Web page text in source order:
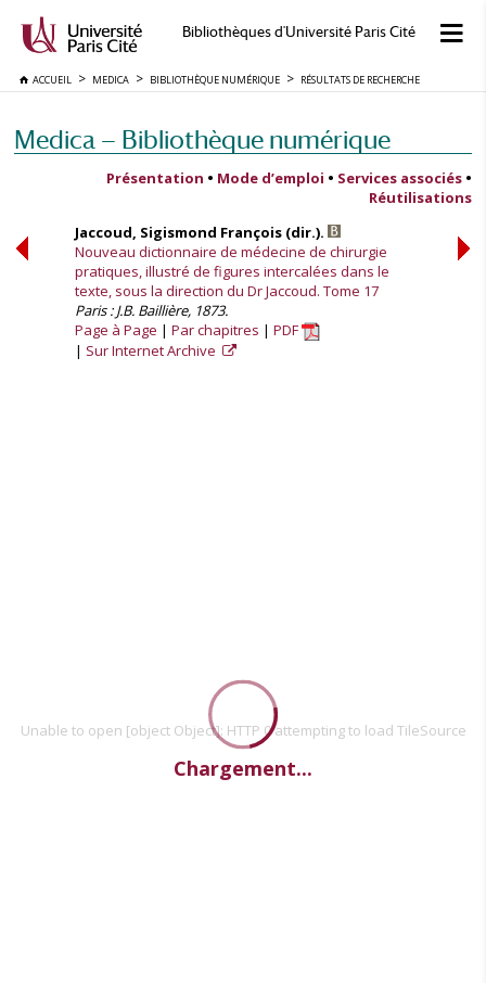
Bibliothèques d'Université Paris Cité
ACCUEIL MEDICA BIBLIOTHÈQUE NUMÉRIQUE RÉSULTATS DE RECHERCHE
Medica — Bibliothèque numérique
Présentation • Mode d’emploi • Services associés •
Réutilisations
Jaccoud, Sigismond François (dir.).
Nouveau dictionnaire de médecine de chirurgie
pratiques, illustré de figures intercalées dans le
texte, sous la direction du Dr Jaccoud. Tome 17
Paris : J.B. Baillière, 1873.
Page à Page
Par chapitres
PDF
Sur Internet Archive
Unable to open [object Object]: HTTP 0 attempting to load TileSource
Chargement...